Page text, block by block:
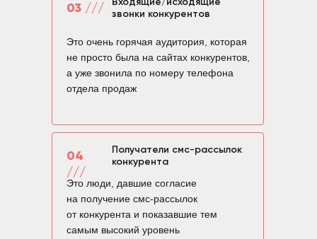
Это очень горячая аудитория, которая
не просто была на сайтах конкурентов,
а уже звонила по номеру телефона
отдела продаж
Это люди, давшие согласие
на получение смс-рассылок
от конкурента и показавшие тем
самым высокий уровень
03 ///
04
///
Входящие/исходящие
звонки конкурентов
Получатели смс-рассылок
конкурента